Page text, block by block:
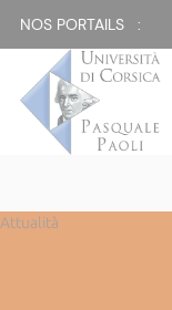
NOS PORTAILS :
Attualità